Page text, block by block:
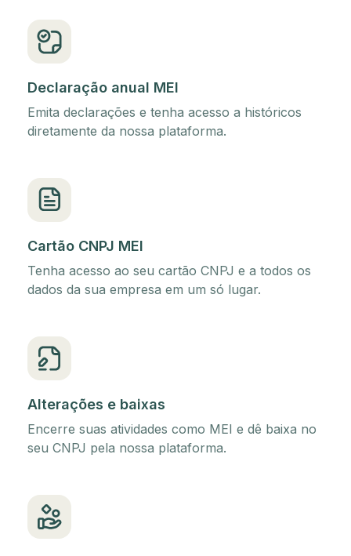
Declaração anual MEI
Emita declarações e tenha acesso a históricos
diretamente da nossa plataforma.
Cartão CNPJ MEI
Tenha acesso ao seu cartão CNPJ e a todos os
dados da sua empresa em um só lugar.
Alterações e baixas
Encerre suas atividades como MEI e dê baixa no
seu CNPJ pela nossa plataforma.